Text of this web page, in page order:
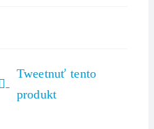
Tweetnuť tento
produkt